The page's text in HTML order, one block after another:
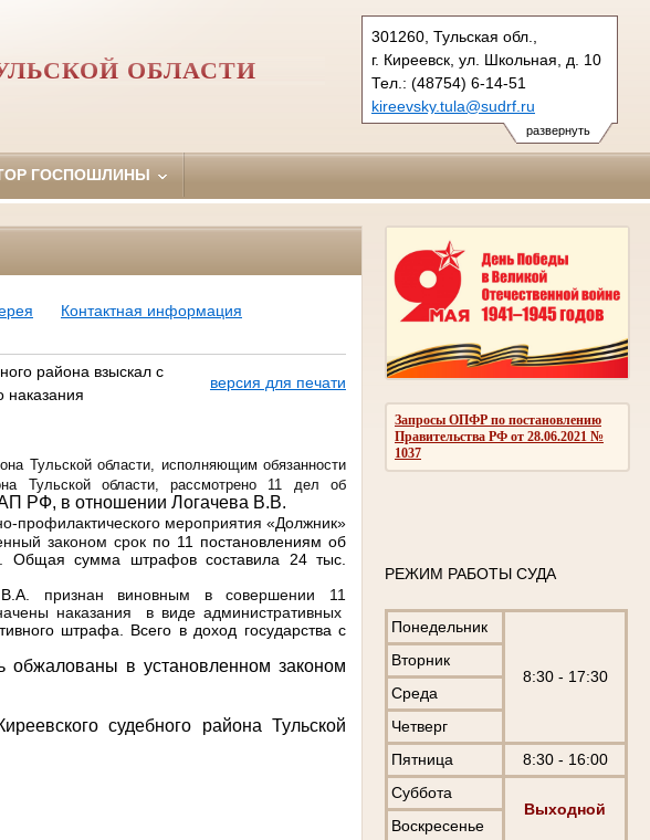
развернуть
301260, Тульская обл.,
г. Киреевск, ул. Школьная, д. 10
Тел.: (48754) 6-14-51
kireevsky.tula@sudrf.ru
ОБЛАСТИ
ГОСПОШЛИНЫ
Запросы ОПФР по постановлению
Правительства РФ от 28.06.2021 №
1037
РЕЖИМ РАБОТЫ СУДА
Понедельник
8:30 - 17:30
Вторник
Среда
Четверг
Пятница
8:30 - 16:00
Суббота
Выходной
Воскресенье
Контактная информация
района взыскал с
наказания
версия для печати
Тульской области, исполняющим обязанности
Тульской области, рассмотрено 11 дел об
РФ, в отношении Логачева В.В.
профилактического мероприятия «Должник»
законом срок по 11 постановлениям об
Общая сумма штрафов составила 24 тыс.
В.А. признан виновным в совершении 11
наказания в виде административных
штрафа. Всего в доход государства с
в установленном законом
судебного района Тульской